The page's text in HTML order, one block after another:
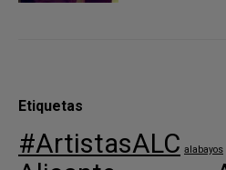
Etiquetas
#ArtistasALC alabayos